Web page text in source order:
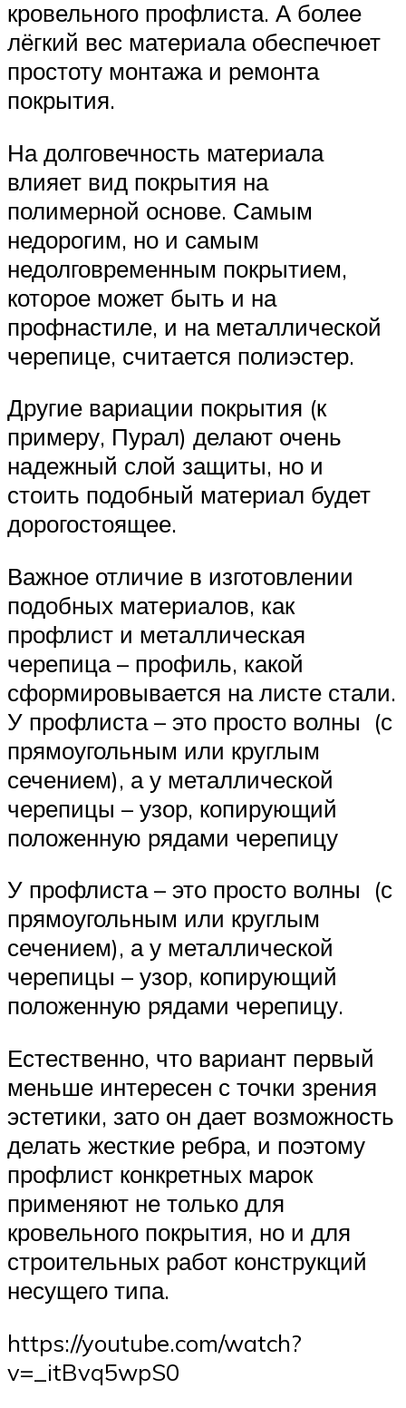
кровельного профлиста. А более
лёгкий вес материала обеспечюет
простоту монтажа и ремонта
покрытия.
На долговечность материала
влияет вид покрытия на
полимерной основе. Самым
недорогим, но и самым
недолговременным покрытием,
которое может быть и на
профнастиле, и на металлической
черепице, считается полиэстер.
Другие вариации покрытия (к
примеру, Пурал) делают очень
надежный слой защиты, но и
стоить подобный материал будет
дорогостоящее.
Важное отличие в изготовлении
подобных материалов, как
профлист и металлическая
черепица – профиль, какой
сформировывается на листе стали.
У профлиста – это просто волны (с
прямоугольным или круглым
сечением), а у металлической
черепицы – узор, копирующий
положенную рядами черепицу
У профлиста – это просто волны (с
прямоугольным или круглым
сечением), а у металлической
черепицы – узор, копирующий
положенную рядами черепицу.
Естественно, что вариант первый
меньше интересен с точки зрения
эстетики, зато он дает возможность
делать жесткие ребра, и поэтому
профлист конкретных марок
применяют не только для
кровельного покрытия, но и для
строительных работ конструкций
несущего типа.
https://youtube.com/watch?
v=_itBvq5wpS0